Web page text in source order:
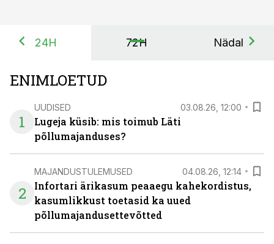
24H 72H Nädal
ENIMLOETUD
1
UUDISED 03.08.26, 12:00
Lugeja küsib: mis toimub Läti
põllumajanduses?
2
MAJANDUSTULEMUSED 04.08.26, 12:14
Infortari ärikasum peaaegu kahekordistus,
kasumlikkust toetasid ka uued
põllumajandusettevõtted